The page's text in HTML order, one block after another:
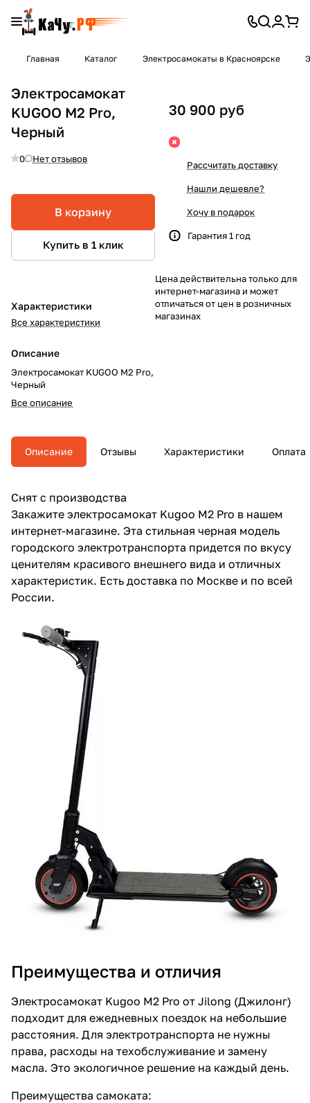
Главная Каталог Электросамокаты в Красноярске
Электросамокат
KUGOO M2 Pro,
Черный
0 Нет отзывов
В корзину
Купить в 1 клик
Характеристики
Все характеристики
Описание
Электросамокат KUGOO M2 Pro,
Черный
Все описание
30 900 руб
Рассчитать доставку
Нашли дешевле?
Хочу в подарок
Гарантия 1 год
Цена действительна только для
интернет-магазина и может
отличаться от цен в розничных
магазинах
Описание Отзывы Характеристики Оплата
Снят с производства
Закажите электросамокат Kugoo M2 Pro в нашем
интернет-магазине. Эта стильная черная модель
городского электротранспорта придется по вкусу
ценителям красивого внешнего вида и отличных
характеристик. Есть доставка по Москве и по всей
России.
Преимущества и отличия
Электросамокат Kugoo M2 Pro от Jilong (Джилонг)
подходит для ежедневных поездок на небольшие
расстояния. Для электротранспорта не нужны
права, расходы на техобслуживание и замену
масла. Это экологичное решение на каждый день.
Преимущества самоката: